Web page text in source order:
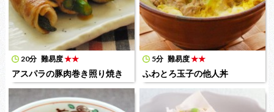
20分 難易度★★
アスパラの豚肉巻き照り焼き
5分 難易度★★
ふわとろ玉子の他人丼